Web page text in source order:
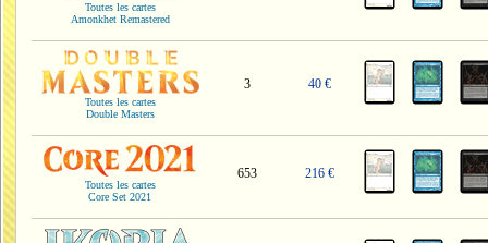
Toutes les cartes
Amonkhet Remastered
Toutes les cartes
Double Masters
3 40 €
Toutes les cartes
Core Set 2021
653 216 €